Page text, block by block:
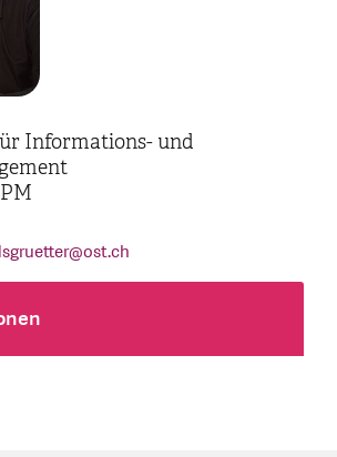
Informations- und
@ost.ch